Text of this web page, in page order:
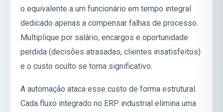
o equivalente a um funcionário em tempo integral
dedicado apenas a compensar falhas de processo.
Multiplique por salário, encargos e oportunidade
perdida (decisões atrasadas, clientes insatisfeitos)
e o custo oculto se torna significativo.
A automação ataca esse custo de forma estrutural.
Cada fluxo integrado no ERP industrial elimina uma